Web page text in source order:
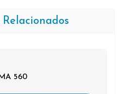
Relacionados
560